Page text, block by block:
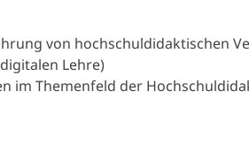
von hochschuldidaktischen
Lehre)
im Themenfeld der